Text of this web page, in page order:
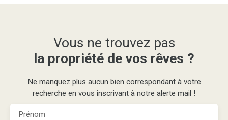
Vous ne trouvez pas
la propriété de vos rêves ?
Ne manquez plus aucun bien correspondant à votre
recherche en vous inscrivant à notre alerte mail !
Prénom